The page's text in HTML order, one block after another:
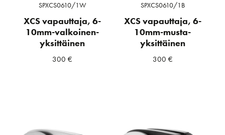
SPXCS0610/1W
XCS vapauttaja, 6-
10mm-valkoinen-
yksittäinen
300€
SPXCS0610/1B
XCS vapauttaja, 6-
10mm-musta-
yksittäinen
300 €